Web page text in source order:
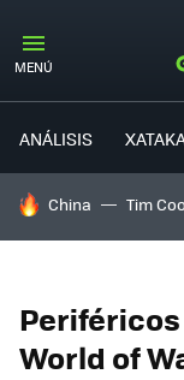
MENÚ
ANÁLISIS
HOY SE HABLA DE
China Tim
World of